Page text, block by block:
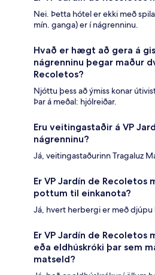
Nei. Þetta hótel er ekki með
mín. ganga) er í nágrenninu.
Hvað er hægt að gera á
nágrenninu þegar maður
Recoletos?
Njóttu þess að ýmiss konar
Þar á meðal: hjólreiðar.
Eru veitingastaðir á VP
nágrenninu?
Já, veitingastaðurinn Tragaluz
Er VP Jardín de
pottum til einkanota?
Já, hvert herbergi er með djúpu
Er VP Jardín de Recoletos
eða eldhúskróki þar sem
matseld?